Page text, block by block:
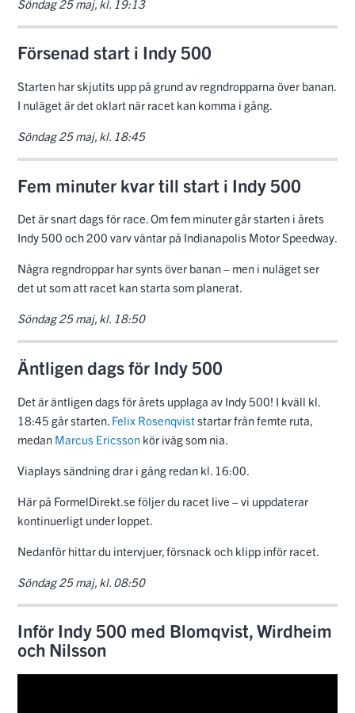
Söndag 25 maj, kl. 19:13
Försenad start i Indy 500
Starten har skjutits upp på grund av regndropparna över banan.
I nuläget är det oklart när racet kan komma i gång.
Söndag 25 maj, kl. 18:45
Fem minuter kvar till start i Indy 500
Det är snart dags för race. Om fem minuter går starten i årets
Indy 500 och 200 varv väntar på Indianapolis Motor Speedway.
Några regndroppar har synts över banan – men i nuläget ser
det ut som att racet kan starta som planerat.
Söndag 25 maj, kl. 18:50
Äntligen dags för Indy 500
Det är äntligen dags för årets upplaga av Indy 500! I kväll kl.
18:45 går starten. Felix Rosenqviststartar från femte ruta,
medan Marcus Ericsson kör iväg som nia.
Viaplays sändning drar i gång redan kl. 16:00.
Här på FormelDirekt.se följer du racet live – vi uppdaterar
kontinuerligt under loppet.
Nedanför hittar du intervjuer, försnack och klipp inför racet.
Söndag 25 maj, kl. 08:50
Inför Indy 500 med Blomqvist, Wirdheim
och Nilsson